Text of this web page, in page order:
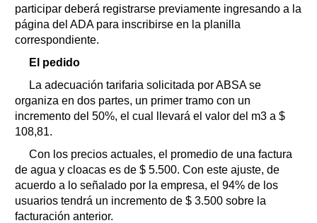
participar deberá registrarse previamente ingresando a la
página del ADA para inscribirse en la planilla
correspondiente.
El pedido
La adecuación tarifaria solicitada por ABSA se
organiza en dos partes, un primer tramo con un
incremento del 50%, el cual llevará el valor del m3 a $
108,81.
Con los precios actuales, el promedio de una factura
de agua y cloacas es de $ 5.500. Con este ajuste, de
acuerdo a lo señalado por la empresa, el 94% de los
usuarios tendrá un incremento de $ 3.500 sobre la
facturación anterior.